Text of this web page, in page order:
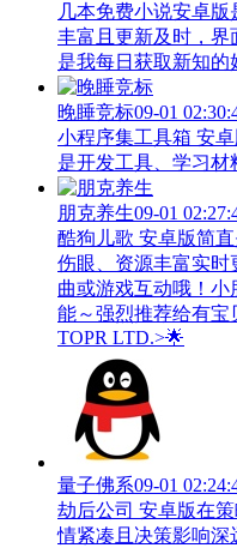
几本免费小说安卓
丰富且更新及时，界
是我每日获取新知的
晚睡竞标09-01
小程序集工具箱 安
是开发工具、学习材
朋克养生09-01
酷狗儿歌 安卓版简
伤眼、资源丰富实时
曲或游戏互动哦！
能～强烈推荐给有宝
TOPR LTD.>🌟
量子佛系09-01
劫后公司 安卓版在
情紧凑且决策影响深